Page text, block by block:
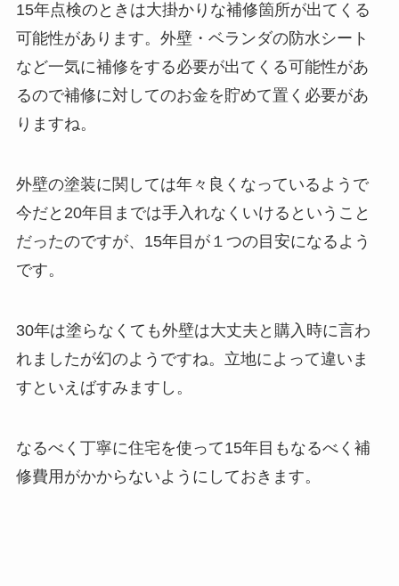
15年点検のときは大掛かりな補修箇所が出てくる
可能性があります。外壁・ベランダの防水シート
など一気に補修をする必要が出てくる可能性があ
るので補修に対してのお金を貯めて置く必要があ
りますね。
外壁の塗装に関しては年々良くなっているようで
今だと20年目までは手入れなくいけるということ
だったのですが、15年目が１つの目安になるよう
です。
30年は塗らなくても外壁は大丈夫と購入時に言わ
れましたが幻のようですね。立地によって違いま
すといえばすみますし。
なるべく丁寧に住宅を使って15年目もなるべく補
修費用がかからないようにしておきます。